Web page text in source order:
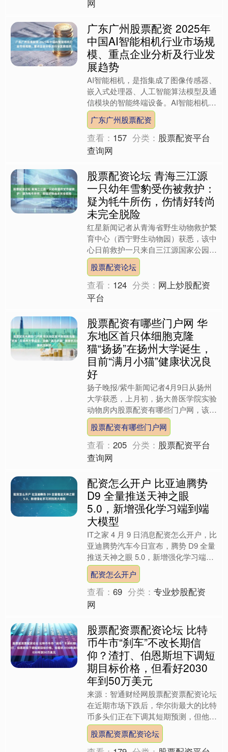
广东广州股票配资 2025年
中国AI智能相机行业市场规
模、重点企业分析及行业发
展趋势
AI智能相机，是指集成了图像传感器、
嵌入式处理器、人工智能算法模型及通
信模块的智能终端设备。AI智能相机能
够自主完成图像采集、实时分析、目标
识别与判断，并输出结....
广东广州股票配资
查看：157 分类：
查询网
股票配资论坛 青海三江源
一只幼年雪豹受伤被救护：
疑为牦牛所伤，伤情好转尚
未完全脱险
红星新闻记者从青海省野生动物救护繁
育中心（西宁野生动物园）获悉，该中
心日前救护一只来自三江源国家公园澜
沧江源园区的幼年雄性雪豹。目前，这
只雪豹仍然在治疗恢复阶段....
股票配资论坛
查看：124 分类：
平台
股票配资有哪些门户网 华
东地区首只体细胞克隆
猫“扬扬”在扬州大学诞生，
目前“满月小猫”健康状况良
好
扬子晚报/紫牛新闻记者4月9日从扬州
大学获悉，上月初，扬大兽医学院实验
动物房内股票配资有哪些门户网，该校
袁玉国团队培育的一只橘白相间的克隆
猫降生。截至4月9日，....
股票配资有哪些门户网
查看：205 分类：股票配资平台
查询网
配资怎么开户 比亚迪腾势
D9 全量推送天神之眼
5.0，新增强化学习端到端
大模型
IT之家 4 月 9 日消息配资怎么开户，比
亚迪腾势汽车今日宣布，腾势 D9 全量
推送天神之眼 5.0，新增强化学习端到
端大模型，同时带来了智舱 UI 焕新和
辅....
配资怎么开户
查看：69 分类：
网
股票配资票配资论坛 比特
币牛市“刹车”不改长期信
仰？渣打、伯恩斯坦下调短
期目标价格，但看好2030
年到50万美元
来源：智通财经网股票配资票配资论坛
在近期市场下跌后，华尔街最大的比特
币多头们正在下调其短期预测，但他们
的长期信念并未动摇。 长期的加密货
币支持者渣打银行因企业....
股票配资票配资论坛
查看：179 分类：股票配资平台
查询网